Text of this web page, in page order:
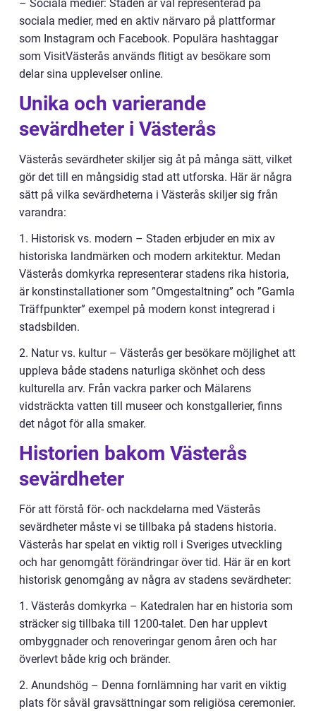
– Sociala medier: Staden är väl representerad på
sociala medier, med en aktiv närvaro på plattformar
som Instagram och Facebook. Populära hashtaggar
som VisitVästerås används flitigt av besökare som
delar sina upplevelser online.
Unika och varierande
sevärdheter i Västerås
Västerås sevärdheter skiljer sig åt på många sätt, vilket
gör det till en mångsidig stad att utforska. Här är några
sätt på vilka sevärdheterna i Västerås skiljer sig från
varandra:
1. Historisk vs. modern – Staden erbjuder en mix av
historiska landmärken och modern arkitektur. Medan
Västerås domkyrka representerar stadens rika historia,
är konstinstallationer som ”Omgestaltning” och ”Gamla
Träffpunkter” exempel på modern konst integrerad i
stadsbilden.
2. Natur vs. kultur – Västerås ger besökare möjlighet att
uppleva både stadens naturliga skönhet och dess
kulturella arv. Från vackra parker och Mälarens
vidsträckta vatten till museer och konstgallerier, finns
det något för alla smaker.
Historien bakom Västerås
sevärdheter
För att förstå för- och nackdelarna med Västerås
sevärdheter måste vi se tillbaka på stadens historia.
Västerås har spelat en viktig roll i Sveriges utveckling
och har genomgått förändringar över tid. Här är en kort
historisk genomgång av några av stadens sevärdheter:
1. Västerås domkyrka – Katedralen har en historia som
sträcker sig tillbaka till 1200-talet. Den har upplevt
ombyggnader och renoveringar genom åren och har
överlevt både krig och bränder.
2. Anundshög – Denna fornlämning har varit en viktig
plats för såväl gravsättningar som religiösa ceremonier.